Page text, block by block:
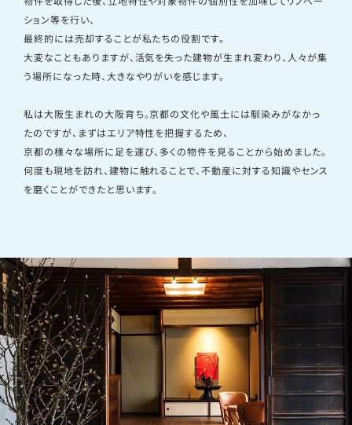
ション等を行い、
最終的には売却することが私たちの役割です。
大変なこともありますが、活気を失った建物が生まれ変わり、人々が集
う場所になった時、大きなやりがいを感じます。
私は大阪生まれの大阪育ち。京都の文化や風土には馴染みがなかっ
たのですが、まずはエリア特性を把握するため、
京都の様々な場所に足を運び、多くの物件を見ることから始めました。
何度も現地を訪れ、建物に触れることで、不動産に対する知識やセンス
を磨くことができたと思います。